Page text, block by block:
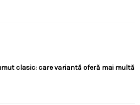
clasic: care variantă oferă mai multă